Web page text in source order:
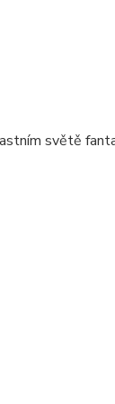
světě